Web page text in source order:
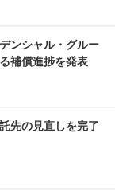
ンシャル・グルー
補償進捗を発表
先の見直しを完了